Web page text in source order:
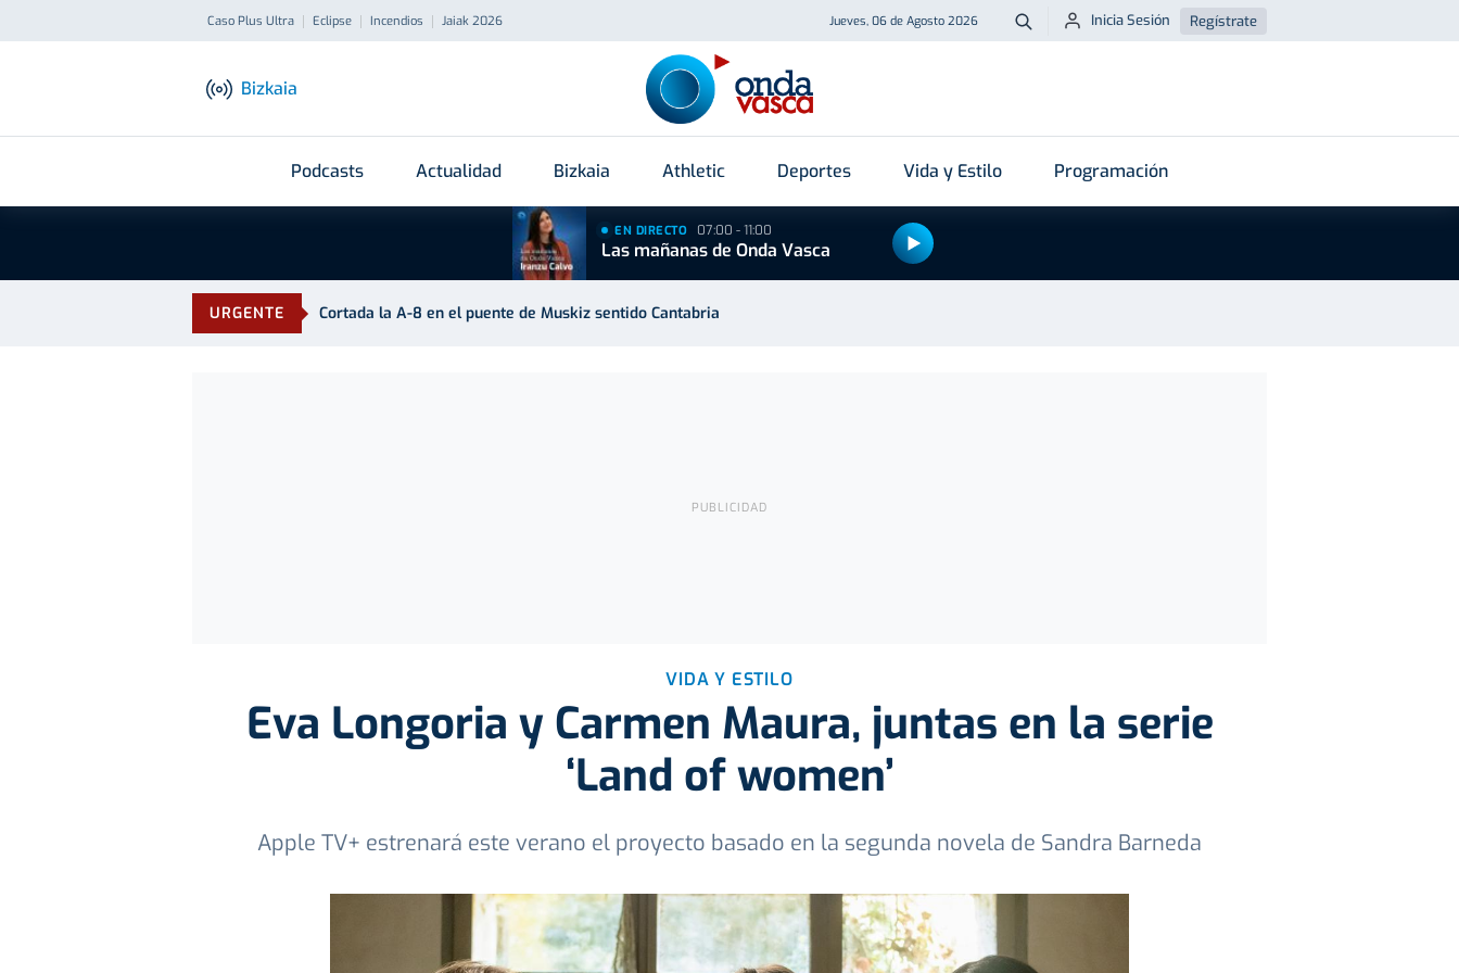
Caso Plus Ultra Eclipse Incendios Jaiak 2026 Jueves, 06 de Agosto 2026 Buscar
Inicia Sesión Regístrate
Bizkaia
Podcasts Actualidad Bizkaia Athletic Deportes Vida y Estilo Programación
EN DIRECTO 07:00 - 11:00
Las mañanas de Onda Vasca
URGENTE Cortada la A-8 en el puente de Muskiz sentido Cantabria
VIDA Y ESTILO
Eva Longoria y Carmen Maura, juntas en la serie
‘Land of women’
Apple TV+ estrenará este verano el proyecto basado en la segunda novela de Sandra Barneda